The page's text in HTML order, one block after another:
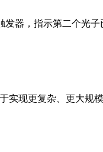
器，指示第二个光
实现更复杂、更大规